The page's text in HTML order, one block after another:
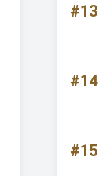
#13
#14
#15